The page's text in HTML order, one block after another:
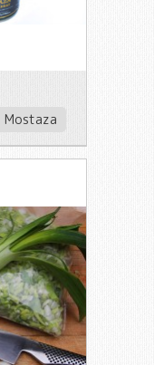
Mostaza